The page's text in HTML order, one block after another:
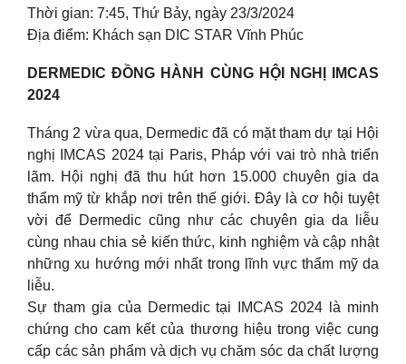
Thời gian: 7:45, Thứ Bảy, ngày 23/3/2024
Địa điểm: Khách sạn DIC STAR Vĩnh Phúc
DERMEDIC ĐỒNG HÀNH CÙNG HỘI NGHỊ IMCAS
2024
Tháng 2 vừa qua, Dermedic đã có mặt tham dự tại Hội
nghị IMCAS 2024 tại Paris, Pháp với vai trò nhà triển
lãm. Hội nghị đã thu hút hơn 15.000 chuyên gia da
thẩm mỹ từ khắp nơi trên thế giới. Đây là cơ hội tuyệt
vời để Dermedic cũng như các chuyên gia da liễu
cùng nhau chia sẻ kiến thức, kinh nghiệm và cập nhật
những xu hướng mới nhất trong lĩnh vực thẩm mỹ da
liễu.
Sự tham gia của Dermedic tại IMCAS 2024 là minh
chứng cho cam kết của thương hiệu trong việc cung
cấp các sản phẩm và dịch vụ chăm sóc da chất lượng